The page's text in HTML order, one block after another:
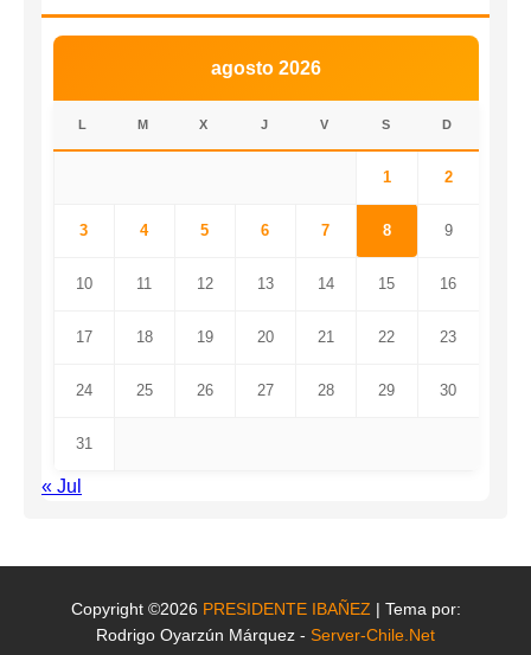
agosto 2026
L M X J V S D
1 2
3 4 5 6 7 8 9
10 11 12 13 14 15 16
17 18 19 20 21 22 23
24 25 26 27 28 29 30
31
« Jul
Copyright ©2026 PRESIDENTE IBAÑEZ | Tema por:
Rodrigo Oyarzún Márquez - Server-Chile.Net